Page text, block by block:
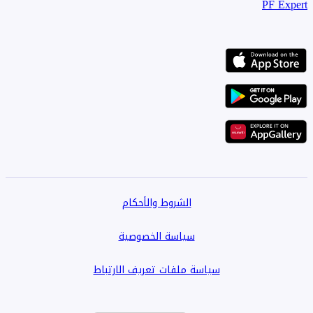
PF Expert
الشروط والأحكام
سياسة الخصوصية
سياسة ملفات تعريف الارتباط